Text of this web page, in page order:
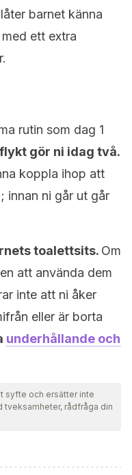
barnet känna
ett extra
rutin som dag 1
gör ni idag två.
koppla ihop att
innan ni går ut går
toalettsits. Om
att använda dem
inte att ni åker
eller är borta
underhållande och
syfte och ersätter inte
rådfråga din